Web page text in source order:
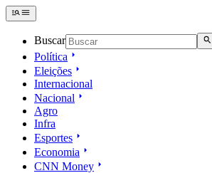
Buscar
Política
Eleições
Internacional
Nacional
Agro
Infra
Esportes
Economia
CNN Money